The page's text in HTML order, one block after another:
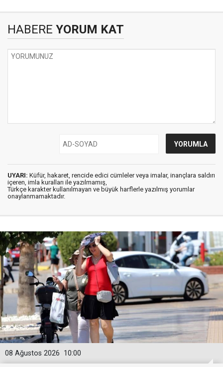
HABERE YORUM KAT
UYARI: Küfür, hakaret, rencide edici cümleler veya imalar, inançlara saldırı
içeren, imla kuralları ile yazılmamış,
Türkçe karakter kullanılmayan ve büyük harflerle yazılmış yorumlar
onaylanmamaktadır.
10:00
08 Ağustos 2026